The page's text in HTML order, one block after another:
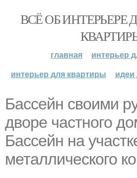
ВСЁ ОБ ИНТЕРЬЕРЕ
главная
интерьер
интерьер для квартиры
идеи
Бассейн своими
дворе частного
Бассейн на
металлического